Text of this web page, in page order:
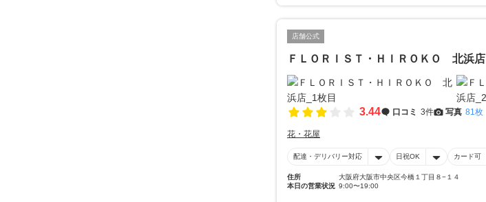
店舗公式
ＦＬＯＲＩＳＴ・ＨＩＲＯＫＯ 北浜店
3.44 口コミ 3件 写真 81枚
花・花屋
配達・デリバリー対応 日祝OK カード可
住所
大阪府大阪市中央区今橋１丁目８−１４
本日の営業状況 9:00〜19:00